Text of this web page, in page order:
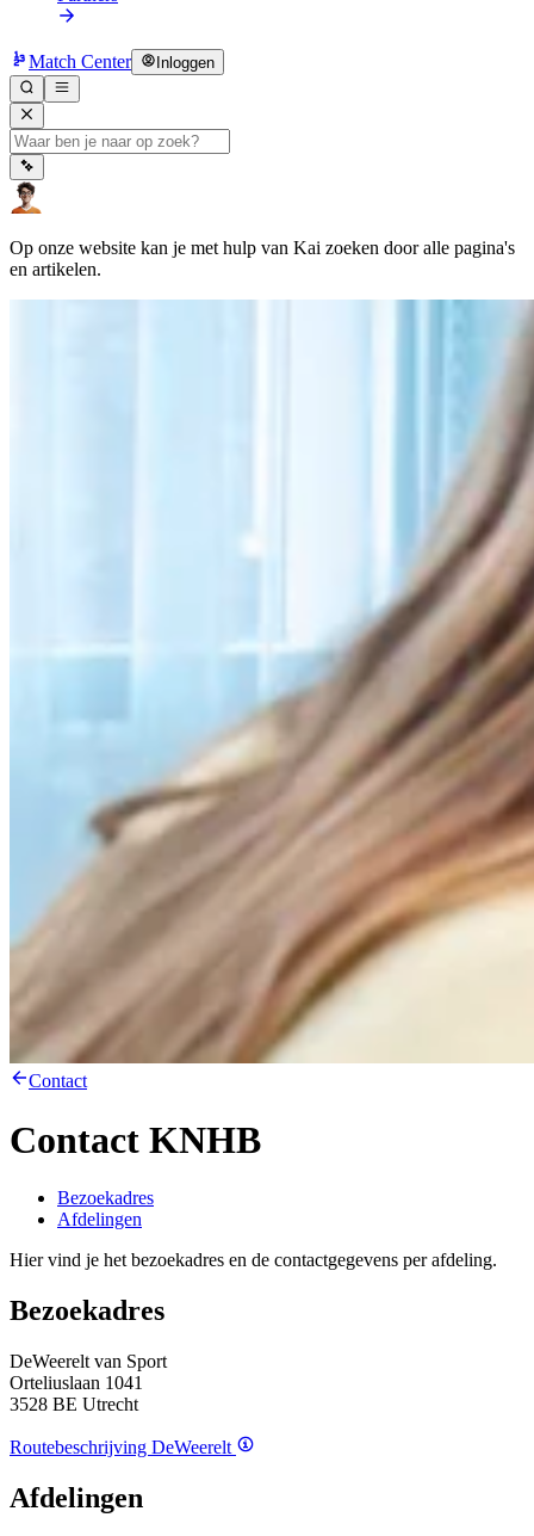
Match Center Inloggen
Op onze website kan je met hulp van Kai zoeken door alle pagina's
en artikelen.
Contact
Contact KNHB
Bezoekadres
Afdelingen
Hier vind je het bezoekadres en de contactgegevens per afdeling.
Bezoekadres
DeWeerelt van Sport
Orteliuslaan 1041
3528 BE Utrecht
Routebeschrijving DeWeerelt
Afdelingen